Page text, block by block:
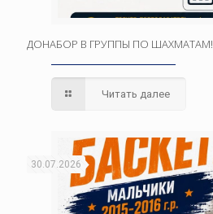
ДОНАБОР В ГРУППЫ ПО ШАХМАТАМ!
Читать далее
30.07.2026